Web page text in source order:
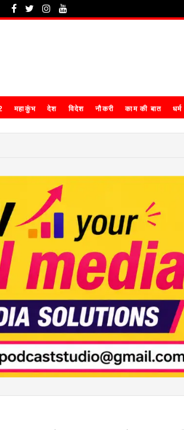
महाकुंभ देश विदेश नौकरी काम की बात धर्म